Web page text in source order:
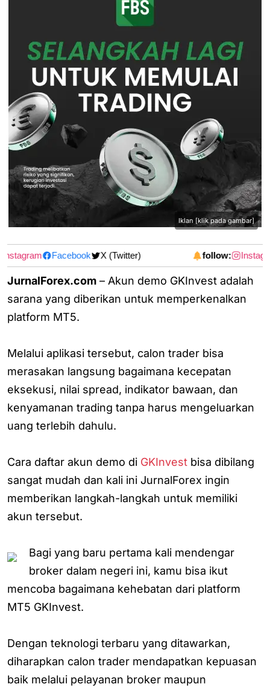
Iklan [klik pada gambar]
Facebook X (Twitter) follow:
JurnalForex.com – Akun demo GKInvest adalah
sarana yang diberikan untuk memperkenalkan
platform MT5.
Melalui aplikasi tersebut, calon trader bisa
merasakan langsung bagaimana kecepatan
eksekusi, nilai spread, indikator bawaan, dan
kenyamanan trading tanpa harus mengeluarkan
uang terlebih dahulu.
Cara daftar akun demo di GKInvest bisa dibilang
sangat mudah dan kali ini JurnalForex ingin
memberikan langkah-langkah untuk memiliki
akun tersebut.
Bagi yang baru pertama kali mendengar
broker dalam negeri ini, kamu bisa ikut
mencoba bagaimana kehebatan dari platform
MT5 GKInvest.
Dengan teknologi terbaru yang ditawarkan,
diharapkan calon trader mendapatkan kepuasan
baik melalui pelayanan broker maupun